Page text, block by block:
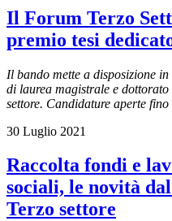
Il Forum Terzo
premio tesi
Il bando mette a disposizione
di laurea magistrale e
settore. Candidature aperte
30 Luglio 2021
Raccolta fondi e
sociali, le novità
Terzo settore